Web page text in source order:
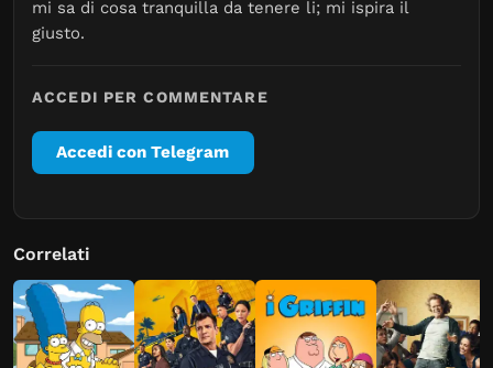
mi sa di cosa tranquilla da tenere li; mi ispira il
giusto.
ACCEDI PER COMMENTARE
Accedi con Telegram
Correlati